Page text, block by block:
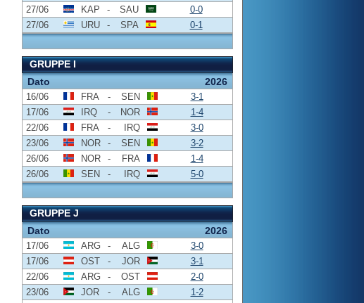
27/06
KAP - SAU
0-0
27/06
URU - SPA 0-1
GRUPPE I
Dato
2026
16/06 FRA - SEN
3-1
17/06
IRQ - NOR
1-4
22/06
FRA - IRQ
3-0
23/06
NOR - SEN
3-2
26/06
NOR - FRA
1-4
26/06
SEN - IRQ 5-0
GRUPPE J
Dato
2026
17/06 ARG - ALG
3-0
17/06
OST - JOR
3-1
22/06
ARG - OST
2-0
23/06
JOR - ALG
1-2